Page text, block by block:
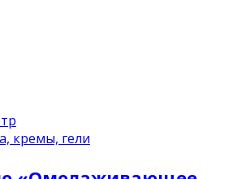
кремы, гели